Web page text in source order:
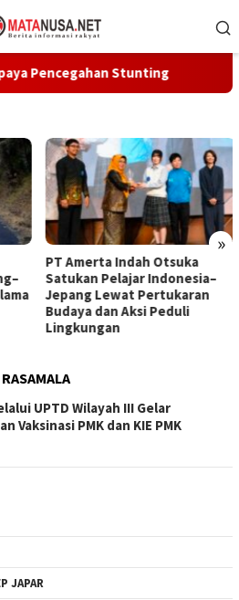
Stunting
»
PT Amerta Indah Otsuka
Satukan Pelajar Indonesia–
Jepang Lewat Pertukaran
Budaya dan Aksi Peduli
Lingkungan
UPTD Wilayah III Gelar
Vaksinasi PMK dan KIE PMK
JAPAR